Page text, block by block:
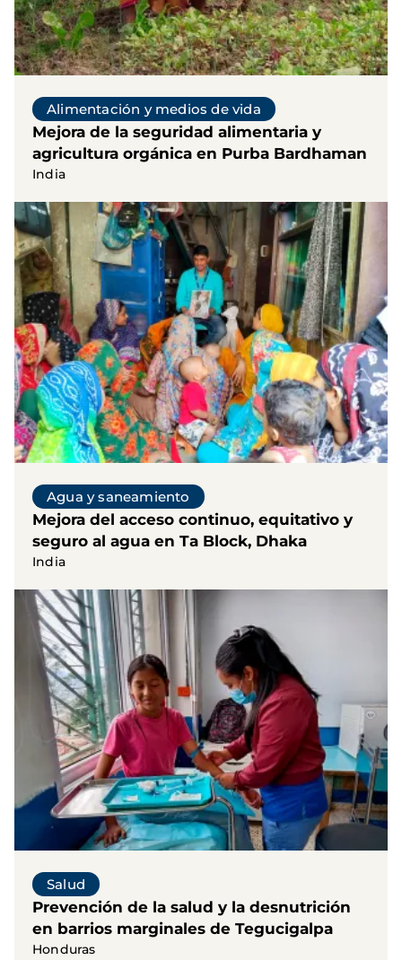
Alimentación y medios de vida
Mejora de la seguridad alimentaria y
agricultura orgánica en Purba Bardhaman
India
Agua y saneamiento
Mejora del acceso continuo, equitativo y
seguro al agua en Ta Block, Dhaka
India
Salud
Prevención de la salud y la desnutrición
en barrios marginales de Tegucigalpa
Honduras